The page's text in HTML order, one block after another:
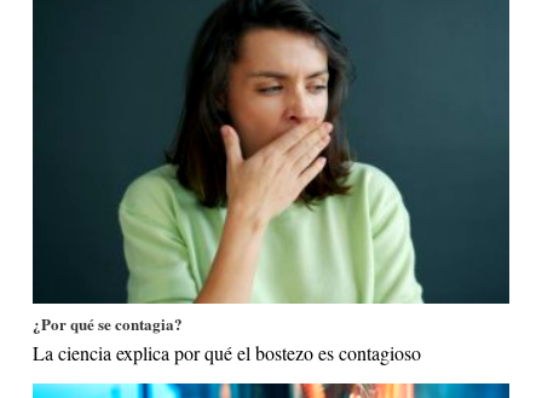
¿Por qué se contagia?
La ciencia explica por qué el bostezo es contagioso